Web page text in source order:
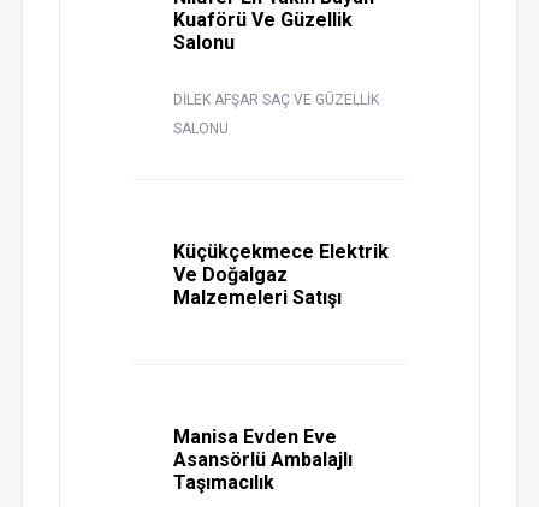
Kuaförü Ve Güzellik
Salonu
DİLEK AFŞAR SAÇ VE GÜZELLİK
SALONU
Küçükçekmece Elektrik
Ve Doğalgaz
Malzemeleri Satışı
Manisa Evden Eve
Asansörlü Ambalajlı
Taşımacılık